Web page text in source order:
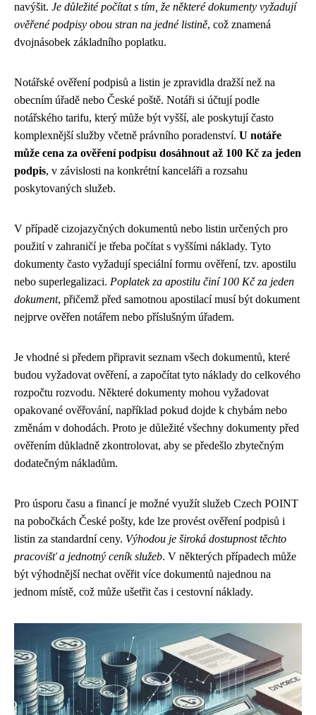
navýšit. Je důležité počítat s tím, že některé dokumenty vyžadují
ověřené podpisy obou stran na jedné listině, což znamená
dvojnásobek základního poplatku.
Notářské ověření podpisů a listin je zpravidla dražší než na
obecním úřadě nebo České poště. Notáři si účtují podle
notářského tarifu, který může být vyšší, ale poskytují často
komplexnější služby včetně právního poradenství. U notáře
může cena za ověření podpisu dosáhnout až 100 Kč za jeden
podpis, v závislosti na konkrétní kanceláři a rozsahu
poskytovaných služeb.
V případě cizojazyčných dokumentů nebo listin určených pro
použití v zahraničí je třeba počítat s vyššími náklady. Tyto
dokumenty často vyžadují speciální formu ověření, tzv. apostilu
nebo superlegalizaci. Poplatek za apostilu činí 100 Kč za jeden
dokument, přičemž před samotnou apostilací musí být dokument
nejprve ověřen notářem nebo příslušným úřadem.
Je vhodné si předem připravit seznam všech dokumentů, které
budou vyžadovat ověření, a započítat tyto náklady do celkového
rozpočtu rozvodu. Některé dokumenty mohou vyžadovat
opakované ověřování, například pokud dojde k chybám nebo
změnám v dohodách. Proto je důležité všechny dokumenty před
ověřením důkladně zkontrolovat, aby se předešlo zbytečným
dodatečným nákladům.
Pro úsporu času a financí je možné využít služeb Czech POINT
na pobočkách České pošty, kde lze provést ověření podpisů i
listin za standardní ceny. Výhodou je široká dostupnost těchto
pracovišť a jednotný ceník služeb. V některých případech může
být výhodnější nechat ověřit více dokumentů najednou na
jednom místě, což může ušetřit čas i cestovní náklady.